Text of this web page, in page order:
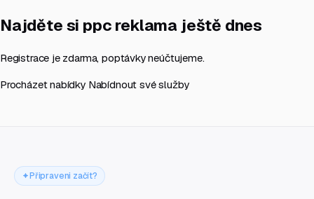
Najděte si ppc reklama ještě dnes
Registrace je zdarma, poptávky neúčtujeme.
Procházet nabídky Nabídnout své služby
Připraveni začít?